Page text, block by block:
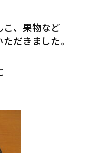
こ、果物など
だきました。